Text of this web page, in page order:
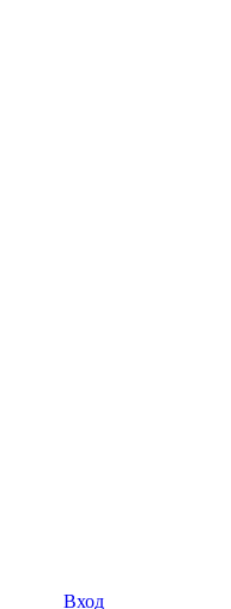
Вход